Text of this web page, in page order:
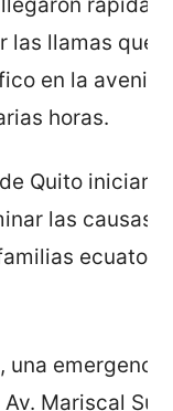
las llamas que
en la
horas.
Quito
las causas
una
Mariscal